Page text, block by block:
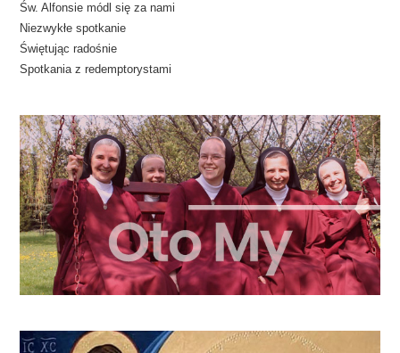
Św. Alfonsie módl się za nami
Niezwykłe spotkanie
Świętując radośnie
Spotkania z redemptorystami